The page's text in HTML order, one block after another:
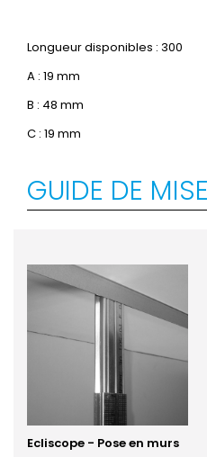
Longueur disponibles : 300
A : 19 mm
B : 48 mm
C : 19 mm
GUIDE DE
Ecliscope - Pose en murs